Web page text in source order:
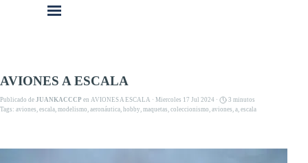
Vaya al Contenido
AVIONES A ESCALA
Publicado de JUANKACCCP en AVIONES A ESCALA · Miercoles 17 Jul 2024 ·
3 minutos
Tags: aviones, escala, modelismo, aeronáutica, hobby, maquetas, coleccionismo, aviones, a, escala